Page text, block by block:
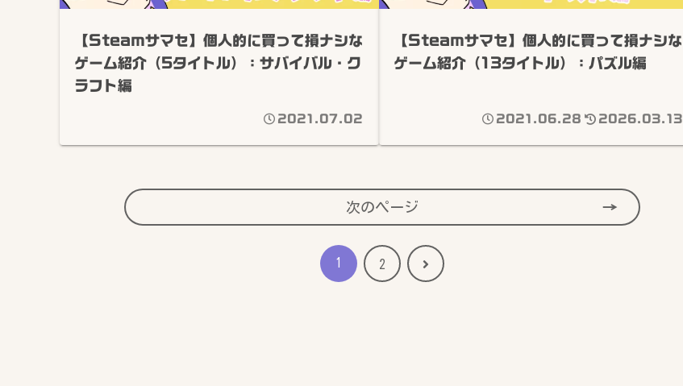
【Steamサマセ】個人的に買って損ナシな
ゲーム紹介（5タイトル）：サバイバル・ク
ラフト編
2021.07.02
【Steamサマセ】個人的に買って損ナシな
ゲーム紹介（13タイトル）：パズル編
2021.06.28 2026.03.13
次のページ
1 2 次